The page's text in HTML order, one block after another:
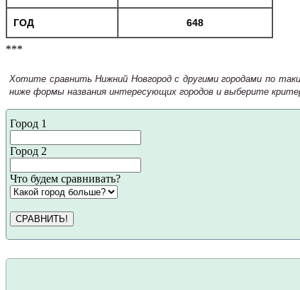
ГОД 648
***
Хотите сравнить Нижний Новгород с другими городами по
ниже формы названия интересующих городов и выберите
Город 1
Город 2
Что будем сравнивать?
СРАВНИТЬ!